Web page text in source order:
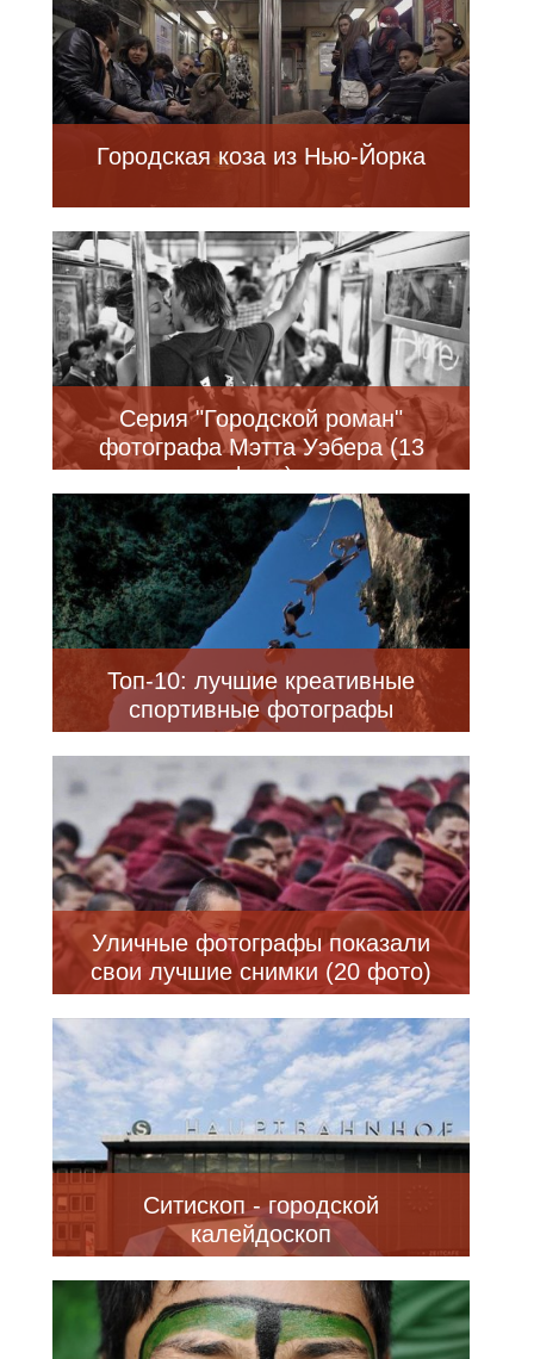
Городская коза из Нью-Йорка
Серия "Городской роман"
фотографа Мэтта Уэбера (13
фото)
Топ-10: лучшие креативные
спортивные фотографы
Уличные фотографы показали
свои лучшие снимки (20 фото)
Ситископ - городской
калейдоскоп